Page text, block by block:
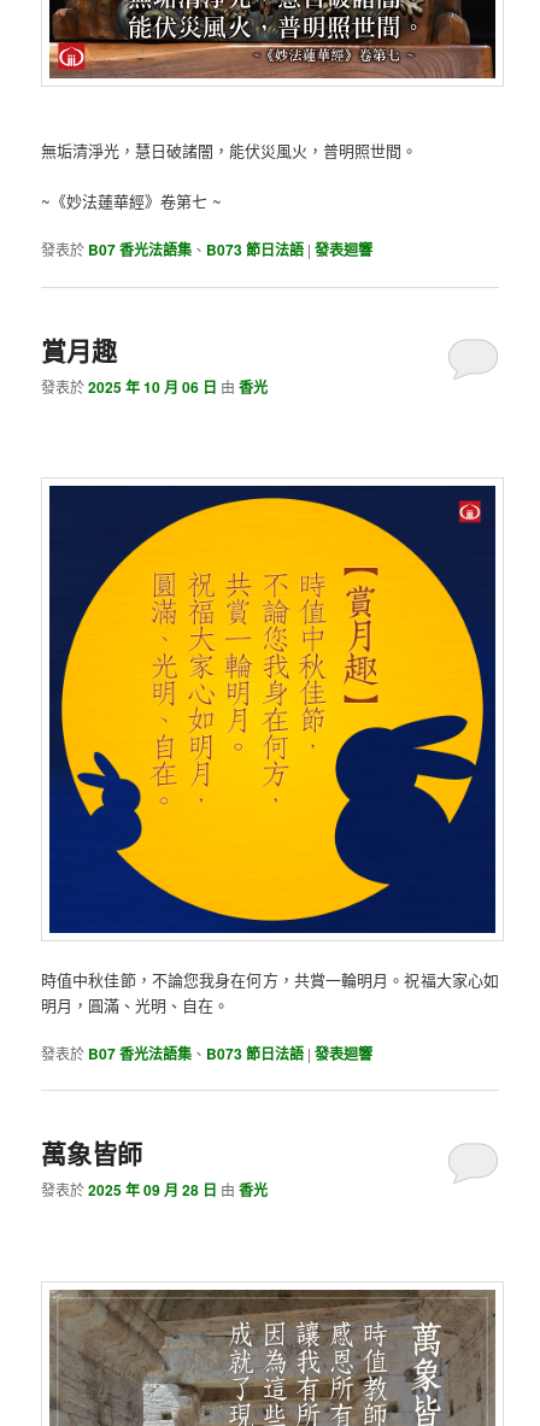
無垢清淨光，慧日破諸闇，能伏災風火，普明照世間。
~《妙法蓮華經》卷第七 ~
發表於 B07 香光法語集 、 B073 節日法語 |發表迴響
賞月趣
發表於2025 年 10 月 06 日 由香光
時值中秋佳節，不論您我身在何方，共賞一輪明月。祝福大家心如
明月，圓滿、光明、自在。
發表於 B07 香光法語集 、 B073 節日法語 |發表迴響
萬象皆師
發表於2025 年 09 月 28 日 由香光